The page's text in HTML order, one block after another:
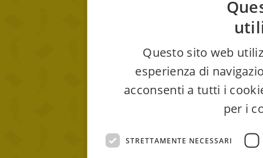
Questo sito web
esperienza di
acconsenti a tutti i
per i
STRETTAMENTE NECESSARI